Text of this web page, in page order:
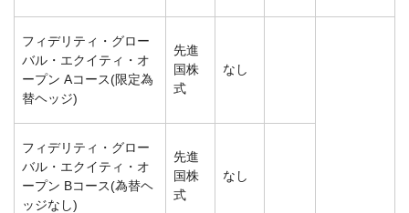
フィデリティ・グロー
バル・エクイティ・オ
ープン Aコース(限定為
替ヘッジ)
先進
国株
式
なし
フィデリティ・グロー
バル・エクイティ・オ
ープン Bコース(為替ヘ
ッジなし)
先進
国株
式
なし